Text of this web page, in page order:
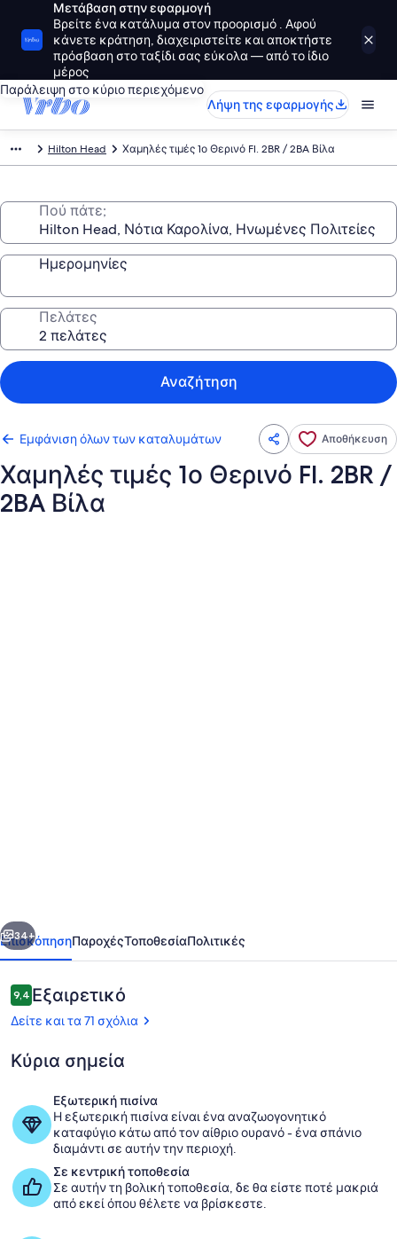
Μετάβαση στην εφαρμογή
Βρείτε ένα κατάλυμα στον προορισμό . Αφού
κάνετε κράτηση, διαχειριστείτε και αποκτήστε
πρόσβαση στο ταξίδι σας εύκολα — από το ίδιο
μέρος
Παράλειψη στο κύριο περιεχόμενο
Λήψη της εφαρμογής
Hilton Head Χαμηλές τιμές 1ο Θερινό Fl. 2BR / 2BA Βίλα
Πού πάτε;
Ημερομηνίες
Πελάτες
Αναζήτηση
Εμφάνιση όλων των καταλυμάτων Αποθήκευση
Χαμηλές τιμές 1ο Θερινό Fl. 2BR /
2BA Βίλα
2BR
/
2BA
Βίλα
Εξωτερικός χώρος καταλύματος
Επόμενο
34+
ΕπισκόπησηΠαροχέςΤοποθεσίαΠολιτικές
Σχόλια
9,49,4 στα 10
Εξαιρετικό
Δείτε και τα 71 σχόλια
Κύρια σημεία
Εξωτερική πισίνα
Η εξωτερική πισίνα είναι ένα αναζωογονητικό
καταφύγιο κάτω από τον αίθριο ουρανό - ένα σπάνιο
διαμάντι σε αυτήν την περιοχή.
Σε κεντρική τοποθεσία
Σε αυτήν τη βολική τοποθεσία, δε θα είστε ποτέ μακριά
από εκεί όπου θέλετε να βρίσκεστε.